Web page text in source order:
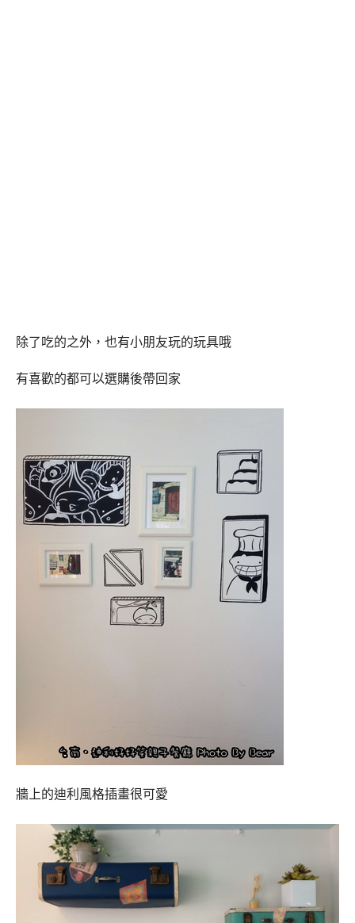
除了吃的之外，也有小朋友玩的玩具哦
有喜歡的都可以選購後帶回家
牆上的迪利風格插畫很可愛